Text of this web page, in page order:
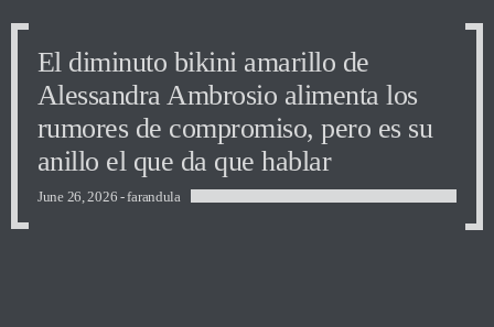
El diminuto bikini amarillo de
Alessandra Ambrosio alimenta los
rumores de compromiso, pero es su
anillo el que da que hablar
June 26, 2026 -farandula